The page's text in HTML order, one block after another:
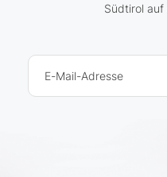
Südtirol auf
E-Mail-Adresse